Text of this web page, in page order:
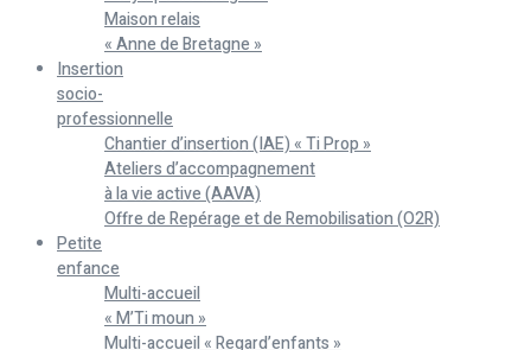
Maison relais
« Anne de Bretagne »
Insertion
socio-
professionnelle
Chantier d’insertion (IAE) « Ti Prop »
Ateliers d’accompagnement
à la vie active (AAVA)
Offre de Repérage et de Remobilisation (O2R)
Petite
enfance
Multi-accueil
« M’Ti moun »
Multi-accueil « Regard’enfants »